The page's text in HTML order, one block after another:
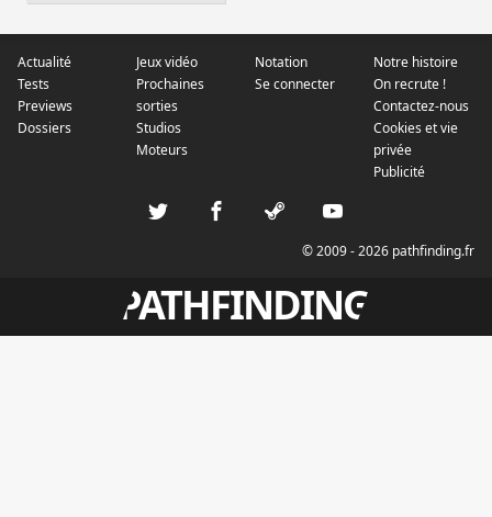
Actualité
Tests
Previews
Dossiers
Jeux vidéo
Prochaines
sorties
Studios
Moteurs
Notation
Se connecter
Notre histoire
On recrute !
Contactez-nous
Cookies et vie
privée
Publicité
© 2009 - 2026 pathfinding.fr
PATHFINDING